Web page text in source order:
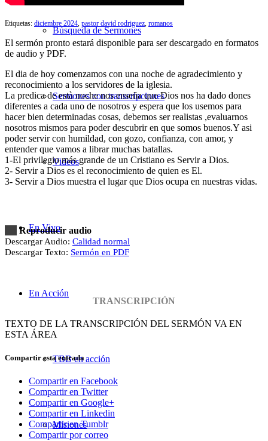
Búsqueda de Sermones
Sermones con transcripciones
Videos
En Vivo
En Acción
TBB en acción
Misiones
Etiquetas: diciembre 2024 pastor david rodriguez romanos
El sermón pronto estará disponible para ser descargado en formatos
de audio y PDF.
El dia de hoy comenzamos con una noche de agradecimiento y
reconocimiento a los servidores de la iglesia.
La predica de està noche nos enseña que Dios nos ha dado dones
diferentes a cada uno de nosotros y espera que los usemos para
hacer bien determinadas cosas, debemos ser realistas ,evaluarnos
nosotros mismos para poder descubrir en que somos buenos.Y asi
poder servir con humildad, con gozo, confianza, con amor, y
entender que vamos a librar muchas batallas.
1-El privilegio más grande de un Cristiano es Servir a Dios.
2- Servir a Dios es el reconocimiento de quien es El.
3- Servir a Dios muestra el lugar que Dios ocupa en nuestras vidas.
Reproducir audio
Descargar Audio: Calidad normal
Descargar Texto: Sermón en PDF
TRANSCRIPCIÓN
TEXTO DE LA TRANSCRIPCIÓN DEL SERMÓN VA EN
ESTA ÁREA
Compartir esta entrada
Compartir en Facebook
Compartir en Twitter
Compartir en Google+
Compartir en Linkedin
Compartir en Tumblr
Compartir por correo